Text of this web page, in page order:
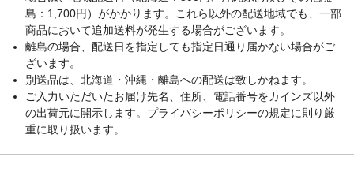
島：1,700円）がかかります。これら以外の配送地域でも、一部
商品において追加送料が発生する場合がございます。
離島の場合、配送日を指定しても指定日通り届かない場合がご
ざいます。
別送品は、北海道・沖縄・離島への配送は致しかねます。
ご入力いただいたお届け先名、住所、電話番号をカインズ以外
の出荷元に開示します。プライバシーポリシーの規定に則り厳
重に取り扱います。